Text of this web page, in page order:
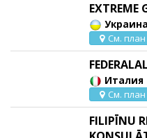
EXTREME
Украина
См. план
Италия
См. план
FILIPĪNU